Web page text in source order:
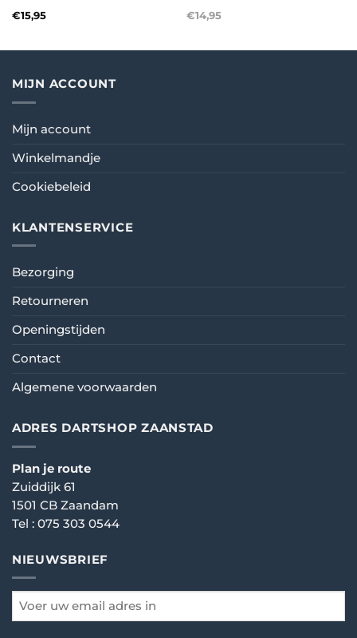
€15,95 €14,95
MIJN ACCOUNT
Mijn account
Winkelmandje
Cookiebeleid
KLANTENSERVICE
Bezorging
Retourneren
Openingstijden
Contact
Algemene voorwaarden
ADRES DARTSHOP ZAANSTAD
Plan je route
Zuiddijk 61
1501 CB Zaandam
Tel : 075 303 0544
NIEUWSBRIEF
email
*